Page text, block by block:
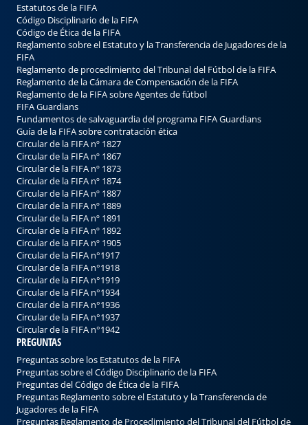
Estatutos de la FIFA
Código Disciplinario de la FIFA
Código de Ética de la FIFA
Reglamento sobre el Estatuto y la Transferencia de Jugadores de la
FIFA
Reglamento de procedimiento del Tribunal del Fútbol de la FIFA
Reglamento de la Cámara de Compensación de la FIFA
Reglamento de la FIFA sobre Agentes de fútbol
FIFA Guardians
Fundamentos de salvaguardia del programa FIFA Guardians
Guía de la FIFA sobre contrataciо́n ética
Circular de la FIFA nº 1827
Circular de la FIFA nº 1867
Circular de la FIFA nº 1873
Circular de la FIFA nº 1874
Circular de la FIFA nº 1887
Circular de la FIFA nº 1889
Circular de la FIFA nº 1891
Circular de la FIFA nº 1892
Circular de la FIFA nº 1905
Circular de la FIFA n°1917
Circular de la FIFA n°1918
Circular de la FIFA n°1919
Circular de la FIFA n°1934
Circular de la FIFA n°1936
Circular de la FIFA n°1937
Circular de la FIFA n°1942
PREGUNTAS
Preguntas sobre los Estatutos de la FIFA
Preguntas sobre el Código Disciplinario de la FIFA
Preguntas del Código de Ética de la FIFA
Preguntas Reglamento sobre el Estatuto y la Transferencia de
Jugadores de la FIFA
Preguntas Reglamento de Procedimiento del Tribunal del Fútbol de